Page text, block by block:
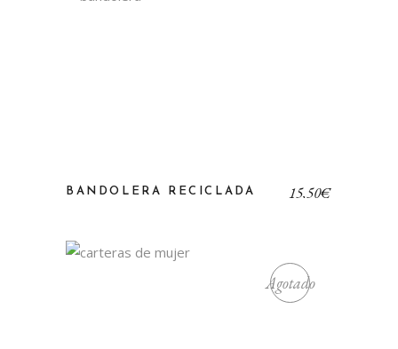
BANDOLERA RECICLADA 15,50€
Agotado